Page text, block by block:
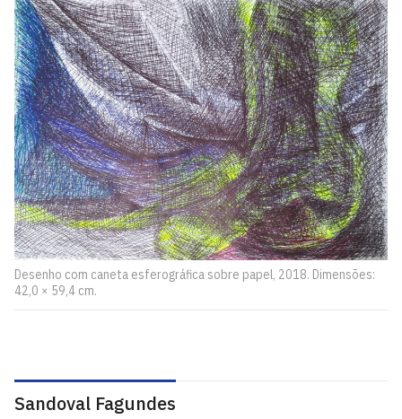
Desenho com caneta esferográfica sobre papel, 2018. Dimensões:
42,0 × 59,4 cm.
Sandoval Fagundes